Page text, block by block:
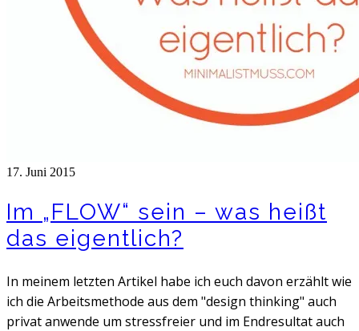
17. Juni 2015
Im „FLOW“ sein – was heißt
das eigentlich?
In meinem letzten Artikel habe ich euch davon erzählt wie
ich die Arbeitsmethode aus dem "design thinking" auch
privat anwende um stressfreier und im Endresultat auch